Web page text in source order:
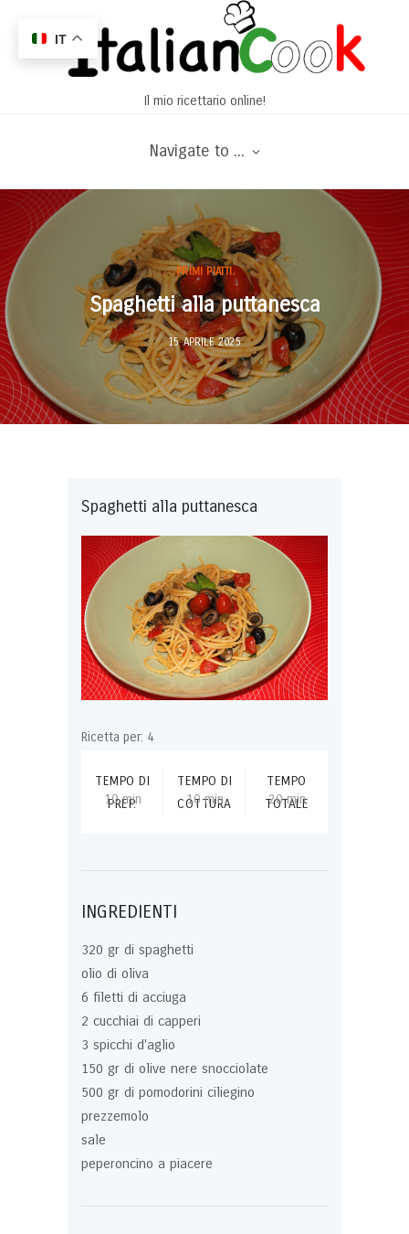
Il mio ricettario online!
Navigate to ...
PRIMI PIATTI
Spaghetti alla puttanesca
15 APRILE 2025
Spaghetti alla puttanesca
Ricetta per: 4
TEMPO DI
PREP.
10 min
TEMPO DI
COTTURA
10 min
TEMPO
TOTALE
20 min
INGREDIENTI
320 gr di spaghetti
olio di oliva
6 filetti di acciuga
2 cucchiai di capperi
3 spicchi d'aglio
150 gr di olive nere snocciolate
500 gr di pomodorini ciliegino
prezzemolo
sale
peperoncino a piacere
IT